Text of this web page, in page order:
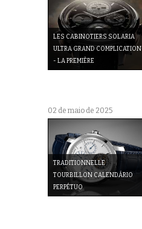
LES CABINOTIERS SOLARIA
ULTRA GRAND COMPLICATION
- LA PREMIÈRE
02 de maio de 2025
TRADITIONNELLE
TOURBILLON CALENDÁRIO
PERPÉTUO